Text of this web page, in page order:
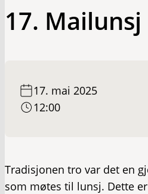
17. Mailunsj
17. mai 2025
12:00
Tradisjonen tro var det en
som møtes til lunsj. Dette